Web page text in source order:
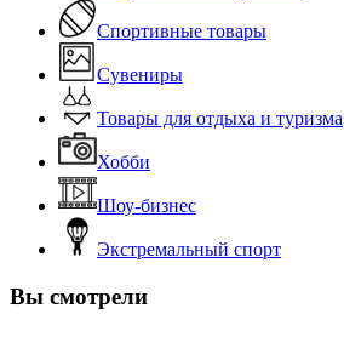
Спортивные товары
Сувениры
Товары для отдыха и туризма
Хобби
Шоу-бизнес
Экстремальный спорт
Вы смотрели